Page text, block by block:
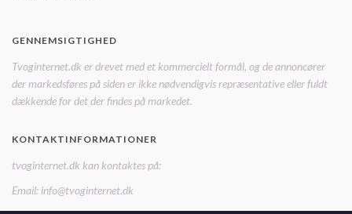
GENNEMSIGTIGHED
Tvoginternet.dk er drevet med et kommercielt formål, og de annoncører
der markedsføres på siden er ikke nødvendigvis repræsentative eller fuldt
dækkende for det der findes på markedet.
KONTAKTINFORMATIONER
tvoginternet.dk kan kontaktes på:
Email: info@tvoginternet.dk